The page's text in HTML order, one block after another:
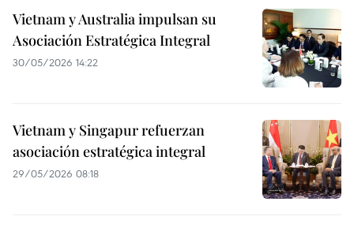
Vietnam y Australia impulsan su
Asociación Estratégica Integral
30/05/2026 14:22
Vietnam y Singapur refuerzan
asociación estratégica integral
29/05/2026 08:18